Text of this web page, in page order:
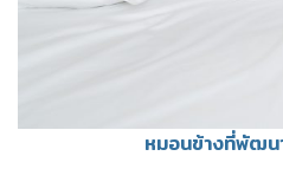
หมอนข้างที่พัฒ